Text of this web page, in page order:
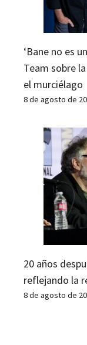
‘Bane no es
Team sobre
el murciélago
8 de agosto de
20 años
reflejando la
8 de agosto de